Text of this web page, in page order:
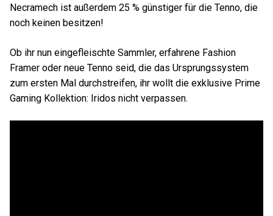
Necramech ist außerdem 25 % günstiger für die Tenno, die
noch keinen besitzen!
Ob ihr nun eingefleischte Sammler, erfahrene Fashion
Framer oder neue Tenno seid, die das Ursprungssystem
zum ersten Mal durchstreifen, ihr wollt die exklusive Prime
Gaming Kollektion: Iridos nicht verpassen.